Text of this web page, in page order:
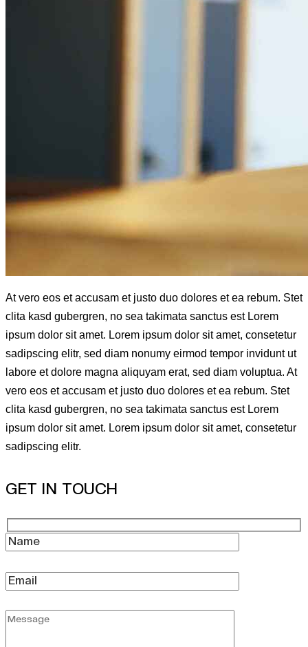
At vero eos et accusam et justo duo dolores et ea rebum. Stet
clita kasd gubergren, no sea takimata sanctus est Lorem
ipsum dolor sit amet. Lorem ipsum dolor sit amet, consetetur
sadipscing elitr, sed diam nonumy eirmod tempor invidunt ut
labore et dolore magna aliquyam erat, sed diam voluptua. At
vero eos et accusam et justo duo dolores et ea rebum. Stet
clita kasd gubergren, no sea takimata sanctus est Lorem
ipsum dolor sit amet. Lorem ipsum dolor sit amet, consetetur
sadipscing elitr.
GET IN TOUCH